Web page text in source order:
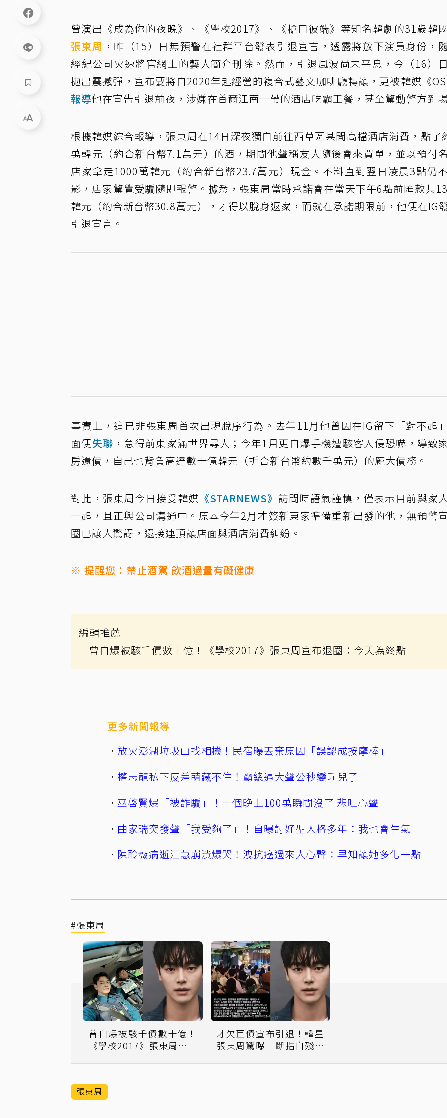
曾演出《成為你的夜晚》、《學校2017》、《槍口彼端》等知名韓劇的31歲韓
張東周 ，昨（15）日無預警在社群平台發表引退宣言，透露將放下演員身份，
經紀公司火速將官網上的藝人簡介刪除。然而，引退風波尚未平息，今（16）
拋出震撼彈，宣布要將自2020年起經營的複合式藝文咖啡廳轉讓，更被韓媒《
報導他在宣告引退前夜，涉嫌在首爾江南一帶的酒店吃霸王餐，甚至驚動警方到場
根據韓媒綜合報導，張東周在14日深夜獨自前往西草區某間高檔酒店消費，點了
萬韓元（約合新台幣7.1萬元）的酒，期間他聲稱友人隨後會來買單，並以預付
店家拿走1000萬韓元（約合新台幣23.7萬元）現金。不料直到翌日凌晨3點仍
影，店家驚覺受騙隨即報警。據悉，張東周當時承諾會在當天下午6點前匯款共
韓元（約合新台幣30.8萬元），才得以脫身返家，而就在承諾期限前，他便在IG
引退宣言。
事實上，這已非張東周首次出現脫序行為。去年11月他曾因在IG留下「對不起
面便失聯 ，急得前東家滿世界尋人；今年1月更自爆手機遭駭客入侵恐嚇，導致
房還債，自己也背負高達數十億韓元（折合新台幣約數千萬元）的龐大債務。
對此，張東周今日接受韓媒 《STARNEWS》 訪問時語氣謹慎，僅表示目前與家
一起，且正與公司溝通中。原本今年2月才簽新東家準備重新出發的他，無預警
圈已讓人驚訝，還接連頂讓店面與酒店消費糾紛。
※ 提醒您：禁止酒駕 飲酒過量有礙健康
編輯推薦
曾自爆被駭千債數十億！《學校2017》張東周宣布退圈：今天為終點
更多新聞報導
放火澎湖垃圾山找相機！民宿曝丟棄原因「誤認成按摩棒」
權志龍私下反差萌藏不住！霸總遇大聲公秒變乖兒子
巫啓賢爆「被詐騙」！一個晚上100萬瞬間沒了 悲吐心聲
曲家瑞突發聲「我受夠了」！自曝討好型人格多年：我也會生氣
陳聆薇病逝江蕙崩潰爆哭！洩抗癌過來人心聲：早知讓她多化一點
#張東周
曾自爆被駭千債數十億！
《學校2017》張東周清空
才欠巨債宣布引退！韓星
張東周驚曝「斷指自殘」
張東周